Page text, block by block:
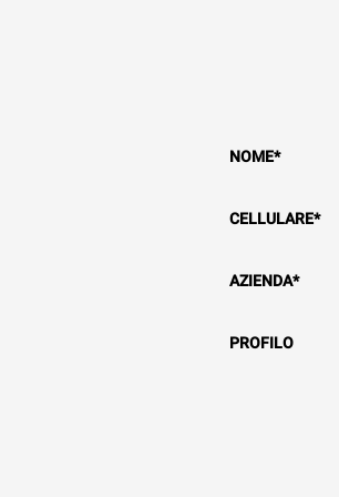
NOME*
CELLULARE*
AZIENDA*
PROFILO